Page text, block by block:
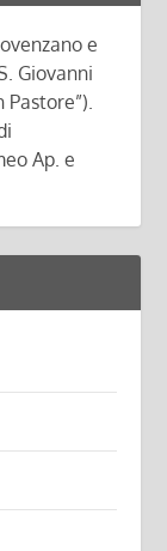
e
Giovanni
Ap. e